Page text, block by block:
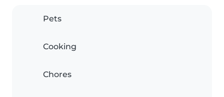
Pets
Cooking
Chores